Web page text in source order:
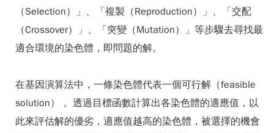
（Selection）」、「複製（Reproduction）」、「交配
（Crossover）」、「突變（Mutation）」等步驟去尋找最
適合環境的染色體，即問題的解。
在基因演算法中，一條染色體代表一個可行解（feasible
solution） 。透過目標函數計算出各染色體的適應值，以
此來評估解的優劣，適應值越高的染色體，被選擇的機會